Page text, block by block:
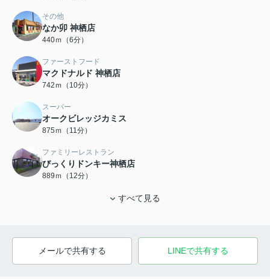
その他
なか卯 神栖店
440ｍ（6分）
ファーストフード
マクドナルド 神栖店
742ｍ（10分）
スーパー
オークビレッジカミス
875ｍ（11分）
ファミリーレストラン
びっくりドンキー神栖店
889ｍ（12分）
すべて見る
メールで共有する LINEで共有する